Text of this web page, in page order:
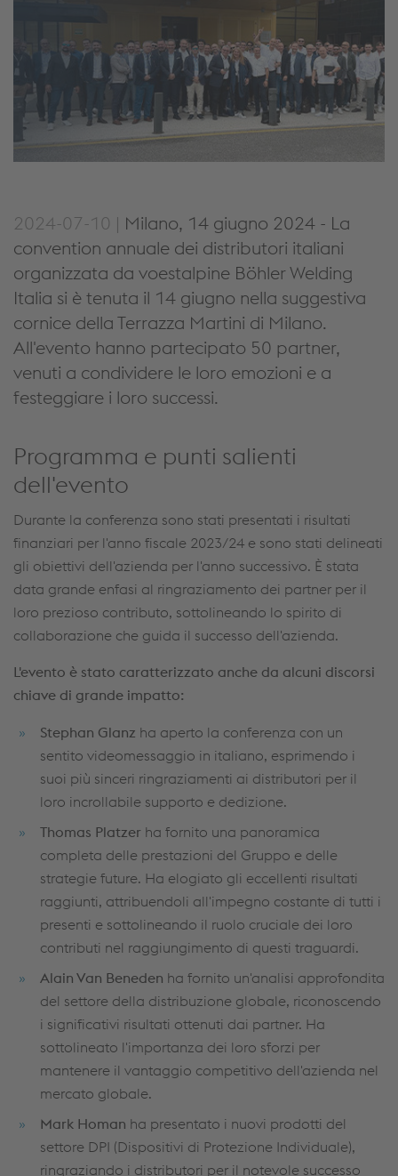
2024-07-10 | Milano, 14 giugno 2024 - La
convention annuale dei distributori italiani
organizzata da voestalpine Böhler Welding
Italia si è tenuta il 14 giugno nella suggestiva
cornice della Terrazza Martini di Milano.
All'evento hanno partecipato 50 partner,
venuti a condividere le loro emozioni e a
festeggiare i loro successi.
Programma e punti salienti
dell'evento
Durante la conferenza sono stati presentati i risultati
finanziari per l'anno fiscale 2023/24 e sono stati delineati
gli obiettivi dell'azienda per l'anno successivo. È stata
data grande enfasi al ringraziamento dei partner per il
loro prezioso contributo, sottolineando lo spirito di
collaborazione che guida il successo dell'azienda.
L'evento è stato caratterizzato anche da alcuni discorsi
chiave di grande impatto:
Stephan Glanz ha aperto la conferenza con un
sentito videomessaggio in italiano, esprimendo i
suoi più sinceri ringraziamenti ai distributori per il
loro incrollabile supporto e dedizione.
Thomas Platzer ha fornito una panoramica
completa delle prestazioni del Gruppo e delle
strategie future. Ha elogiato gli eccellenti risultati
raggiunti, attribuendoli all'impegno costante di tutti i
presenti e sottolineando il ruolo cruciale dei loro
contributi nel raggiungimento di questi traguardi.
Alain Van Beneden ha fornito un'analisi approfondita
del settore della distribuzione globale, riconoscendo
i significativi risultati ottenuti dai partner. Ha
sottolineato l'importanza dei loro sforzi per
mantenere il vantaggio competitivo dell'azienda nel
mercato globale.
Mark Homan ha presentato i nuovi prodotti del
settore DPI (Dispositivi di Protezione Individuale),
ringraziando i distributori per il notevole successo